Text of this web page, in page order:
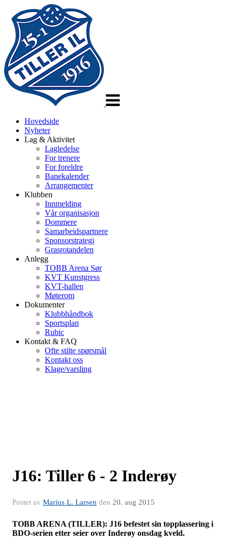
Hovedside
Nyheter
Lag & Aktivitet
Lagledelse
For trenere
For foreldre
Banekalender
Arrangementer
Klubben
Innmelding
Vår organisasjon
Dommere
Samarbeidspartnere
Sponsorstrategi
Grasrotandelen
Anlegg
TOBB Arena Sør
KVT Kunstgress
KVT-hallen
Møterom
Dokumenter
Klubbhåndbok
Sportsplan
Rubic
Kontakt & FAQ
Ofte stilte spørsmål
Kontakt oss
Klage/varsling
J16: Tiller 6 - 2 Inderøy
Postet av Marius L. Larsen den 20. aug 2015
TOBB ARENA (TILLER): J16 befestet sin topplassering i
BDO-serien etter seier over Inderøy onsdag kveld.